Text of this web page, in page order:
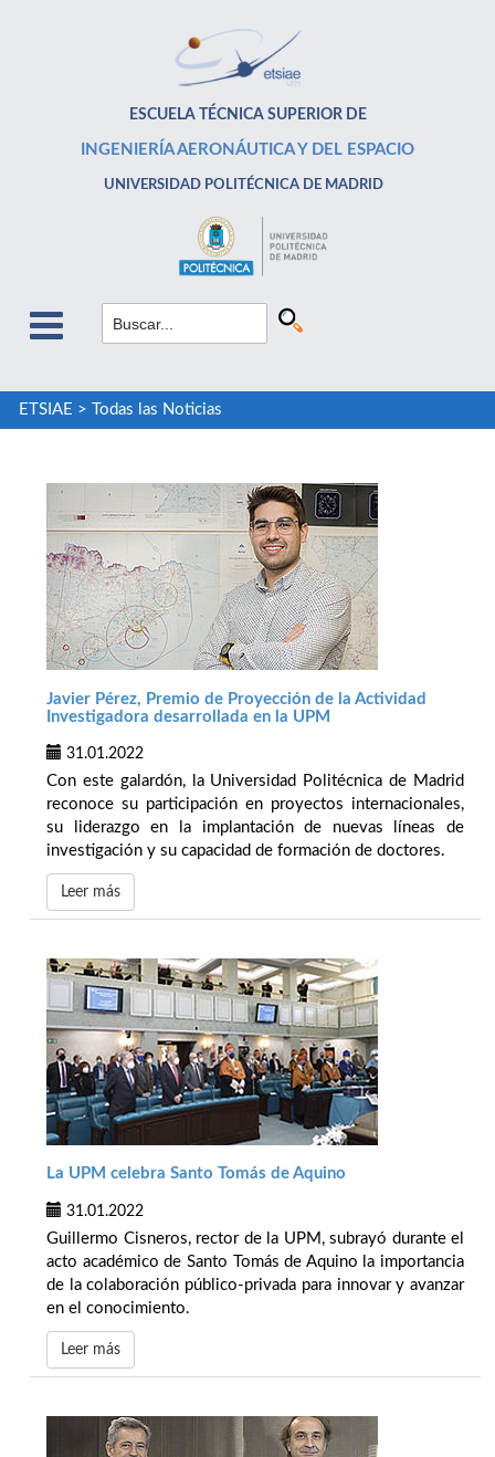
ESCUELA TÉCNICA SUPERIOR DE
INGENIERÍA AERONÁUTICA Y DEL ESPACIO
UNIVERSIDAD POLITÉCNICA DE MADRID
ETSIAE > Todas las Noticias
Javier Pérez, Premio de Proyección de la Actividad
Investigadora desarrollada en la UPM
31.01.2022
Con este galardón, la Universidad Politécnica de Madrid
reconoce su participación en proyectos internacionales,
su liderazgo en la implantación de nuevas líneas de
investigación y su capacidad de formación de doctores.
Leer más
La UPM celebra Santo Tomás de Aquino
31.01.2022
Guillermo Cisneros, rector de la UPM, subrayó durante el
acto académico de Santo Tomás de Aquino la importancia
de la colaboración público-privada para innovar y avanzar
en el conocimiento.
Leer más